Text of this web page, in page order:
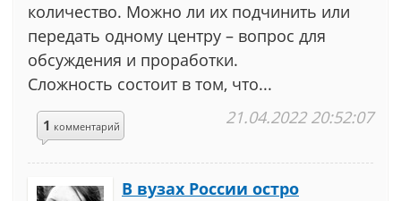
количество. Можно ли их подчинить или
передать одному центру – вопрос для
обсуждения и проработки.
Сложность состоит в том, что...
1 комментарий 21.04.2022 20:52:07
В вузах России остро